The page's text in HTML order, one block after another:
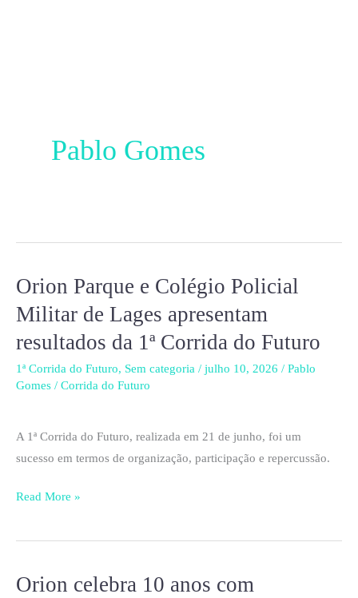
Pablo Gomes
Orion Parque e Colégio Policial
Militar de Lages apresentam
resultados da 1ª Corrida do Futuro
1ª Corrida do Futuro, Sem categoria / julho 10, 2026 / Pablo
Gomes / Corrida do Futuro
A 1ª Corrida do Futuro, realizada em 21 de junho, foi um
sucesso em termos de organização, participação e repercussão.
Orion
Parque
e
Colégio
Policial
Militar
Lages
apresentam
da
Corrida
Futuro
Read More »
Orion celebra 10 anos com
Orion